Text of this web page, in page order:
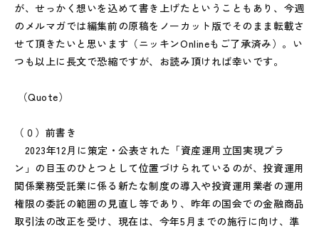
が、せっかく想いを込めて書き上げたということもあり、今週
のメルマガでは編集前の原稿をノーカット版でそのまま転載さ
せて頂きたいと思います（ニッキンOnlineもご了承済み）。い
つも以上に長文で恐縮ですが、お読み頂ければ幸いです。
（Quote）
（０）前書き
2023年12月に策定・公表された「資産運用立国実現プラ
ン」の目玉のひとつとして位置づけられているのが、投資運用
関係業務受託業に係る新たな制度の導入や投資運用業者の運用
権限の委託の範囲の見直し等であり、昨年の国会での金融商品
取引法の改正を受け、現在は、今年5月までの施行に向け、準